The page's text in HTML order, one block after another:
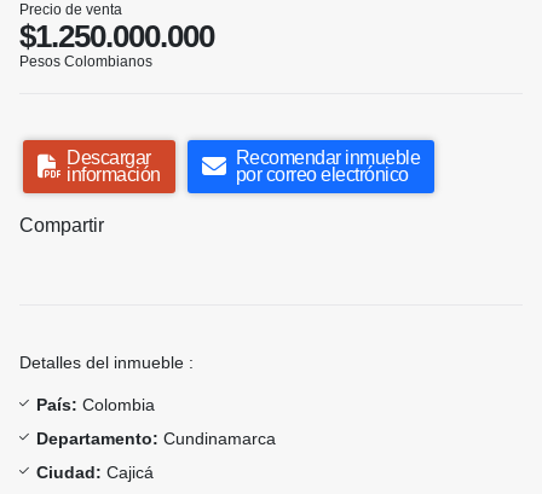
Precio de venta
$1.250.000.000
Pesos Colombianos
Descargar
información
Recomendar inmueble
por correo electrónico
Compartir
Detalles del inmueble :
País: Colombia
Departamento: Cundinamarca
Ciudad: Cajicá